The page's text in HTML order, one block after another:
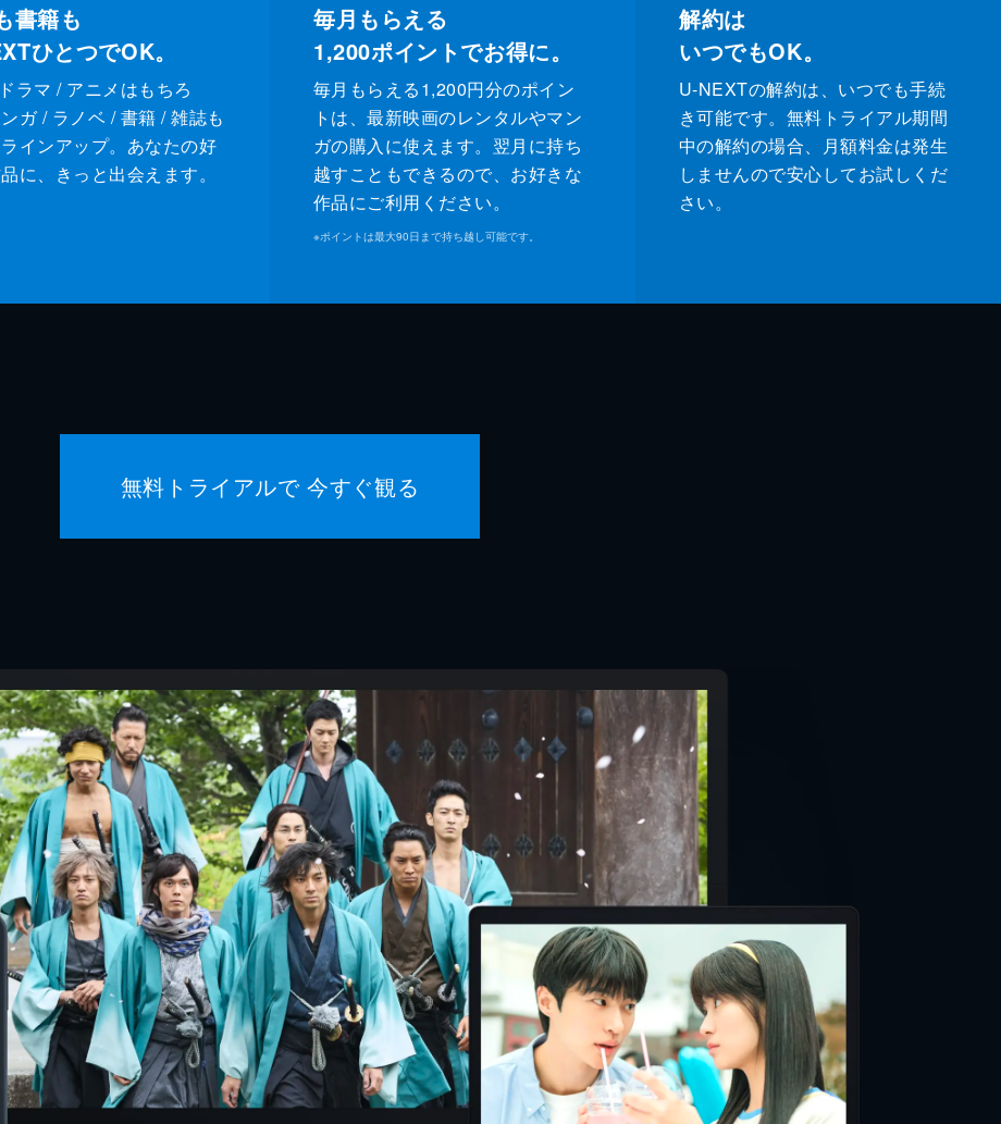
書籍も
ひとつでOK。
ラマ / アニメはもちろ
ガ / ラノベ / 書籍 / 雑誌も
インアップ。あなたの好
に、きっと出会えます。
毎月もらえる
1,200ポイントでお得に。
毎月もらえる1,200円分のポイン
トは、最新映画のレンタルやマン
ガの購入に使えます。翌月に持ち
越すこともできるので、お好きな
作品にご利用ください。
※ポイントは最大90日まで持ち越し可能です。
解約は
いつでもOK。
U-NEXTの解約は、いつでも手続
き可能です。無料トライアル期間
中の解約の場合、月額料金は発生
しませんので安心してお試しくだ
さい。
無料トライアルで 今すぐ観る